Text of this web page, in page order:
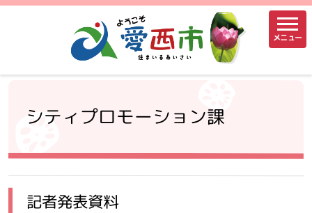
メニュー
シティプロモーション課
記者発表資料